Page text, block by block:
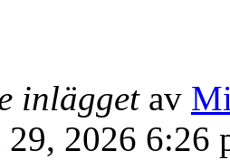
inläggetav
2026 6:26